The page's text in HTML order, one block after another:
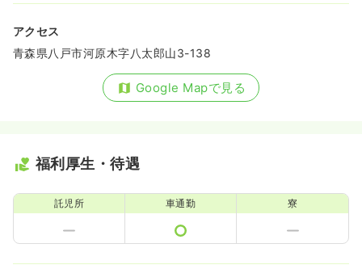
アクセス
青森県八戸市河原木字八太郎山3-138
Google Mapで見る
福利厚生・待遇
託児所 車通勤 寮